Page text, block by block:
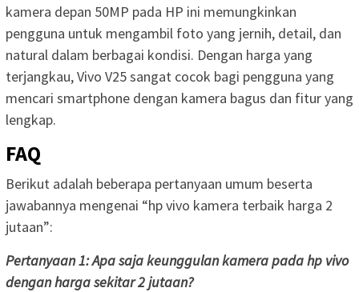
kamera depan 50MP pada HP ini memungkinkan
pengguna untuk mengambil foto yang jernih, detail, dan
natural dalam berbagai kondisi. Dengan harga yang
terjangkau, Vivo V25 sangat cocok bagi pengguna yang
mencari smartphone dengan kamera bagus dan fitur yang
lengkap.
FAQ
Berikut adalah beberapa pertanyaan umum beserta
jawabannya mengenai “hp vivo kamera terbaik harga 2
jutaan”:
Pertanyaan 1: Apa saja keunggulan kamera pada hp vivo
dengan harga sekitar 2 jutaan?